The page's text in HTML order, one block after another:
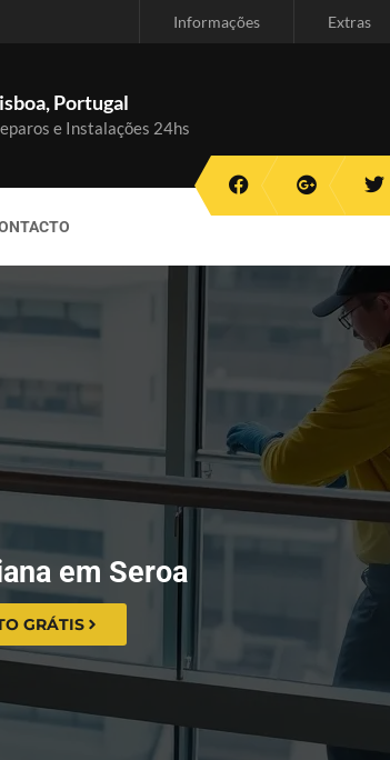
Informações Extras
Portugal
e Instalações 24hs
em Seroa
GRÁTIS